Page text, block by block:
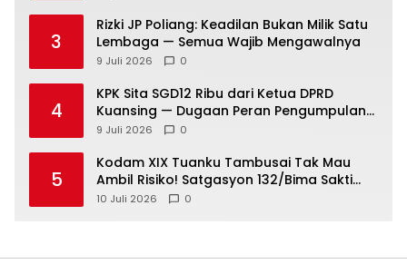
3
Rizki JP Poliang: Keadilan Bukan Milik Satu
Lembaga — Semua Wajib Mengawalnya
9 Juli 2026 0
4
KPK Sita SGD12 Ribu dari Ketua DPRD
Kuansing — Dugaan Peran Pengumpulan
Dana Alih Fungsi Hutan Diusut
9 Juli 2026 0
5
Kodam XIX Tuanku Tambusai Tak Mau
Ambil Risiko! Satgasyon 132/Bima Sakti
Diuji Total Sebelum Berangkat Operasi
10 Juli 2026 0